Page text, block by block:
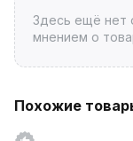
Здесь ещё нет
мнением о
Похожие